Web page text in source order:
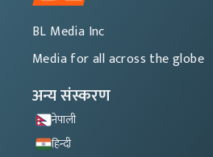
BL Media Inc
Media for all across the globe
अन्य संस्करण
नेपाली
हिन्दी